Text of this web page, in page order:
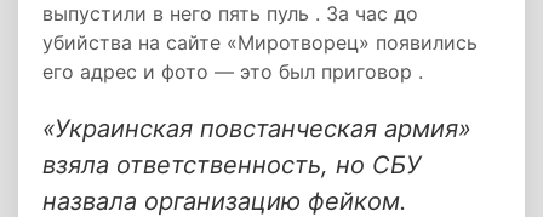
выпустили в него пять пуль . За час до
убийства на сайте «Миротворец» появились
его адрес и фото — это был приговор .
«Украинская повстанческая армия»
взяла ответственность, но СБУ
назвала организацию фейком.